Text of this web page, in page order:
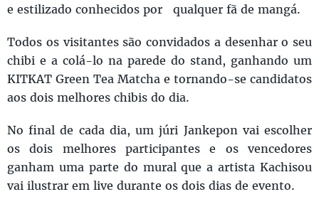
e estilizado conhecidos por qualquer fã de mangá.
Todos os visitantes são convidados a desenhar o seu
chibi e a colá-lo na parede do stand, ganhando um
KITKAT Green Tea Matcha e tornando-se candidatos
aos dois melhores chibis do dia.
No final de cada dia, um júri Jankepon vai escolher
os dois melhores participantes e os vencedores
ganham uma parte do mural que a artista Kachisou
vai ilustrar em live durante os dois dias de evento.